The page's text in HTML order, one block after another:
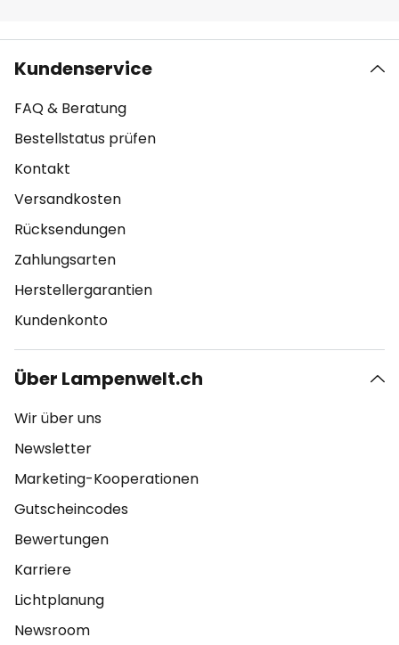
Kundenservice
FAQ & Beratung
Bestellstatus prüfen
Kontakt
Versandkosten
Rücksendungen
Zahlungsarten
Herstellergarantien
Kundenkonto
Über Lampenwelt.ch
Wir über uns
Newsletter
Marketing-Kooperationen
Gutscheincodes
Bewertungen
Karriere
Lichtplanung
Newsroom